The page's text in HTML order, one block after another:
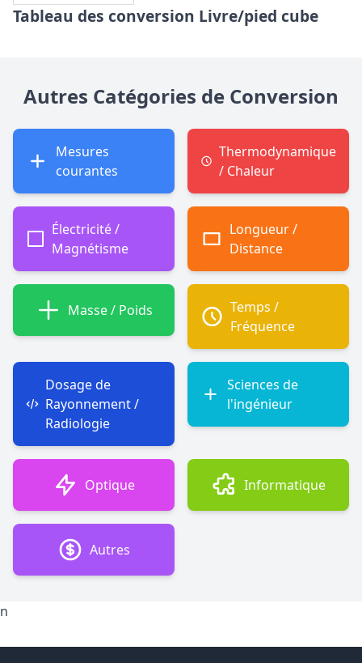
Tableau des conversion Livre/pied cube
Autres Catégories de Conversion
Mesures
courantes
Thermodynamique
/ Chaleur
Électricité /
Magnétisme
Longueur /
Distance
Masse / Poids
Temps /
Fréquence
Dosage de
Rayonnement /
Radiologie
Sciences de
l'ingénieur
Optique Informatique
Autres
n